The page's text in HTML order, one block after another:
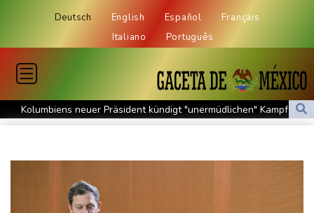
Deutsch English Español
Français
Italiano
Português
Kolumbiens neuer Präsident kündigt "unermüdlichen" Kampf
gegen Drogengewalt an
Rechenzentren riesiges Gaskraftwerk
Nächste Pleite im Leagues Cup für Müller und Vancouver